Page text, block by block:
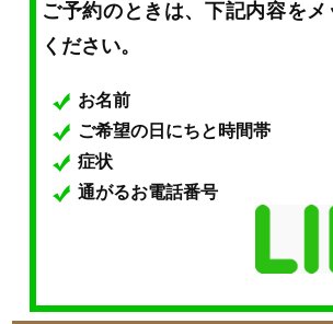
ご予約のときは、下記内容を
ください。
お名前
ご希望の日にちと時間帯
症状
通がるお電話番号